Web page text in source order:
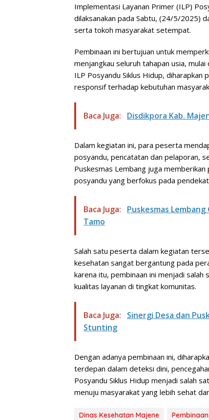
Implementasi Layanan Primer (ILP)
dilaksanakan pada Sabtu, (24/5/2025)
serta tokoh masyarakat setempat.
Pembinaan ini bertujuan untuk
menjangkau seluruh tahapan usia,
ILP Posyandu Siklus Hidup,
responsif terhadap kebutuhan
Baca Juga: Disdikpora Kab.
Dalam kegiatan ini, para peserta
posyandu, pencatatan dan pelaporan,
Puskesmas Lembang juga memberikan
posyandu yang berfokus pada
Baca Juga:
Puskesmas
Tamo
Salah satu peserta dalam kegiatan
kesehatan sangat bergantung pada
karena itu, pembinaan ini menjadi
kualitas layanan di tingkat komunitas.
Baca Juga:
Sinergi Desa dan
Stunting
Dengan adanya pembinaan ini,
terdepan dalam deteksi dini,
Posyandu Siklus Hidup menjadi salah
menuju masyarakat yang lebih sehat
Dinas Kesehatan Majene Pembinaan